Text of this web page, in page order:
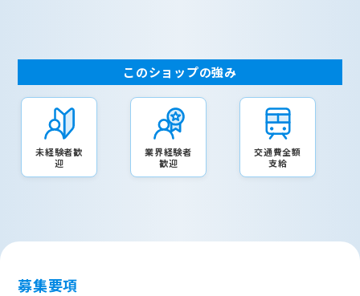
このショップの強み
未経験者歓
迎
業界経験者
歓迎
交通費全額
支給
募集要項